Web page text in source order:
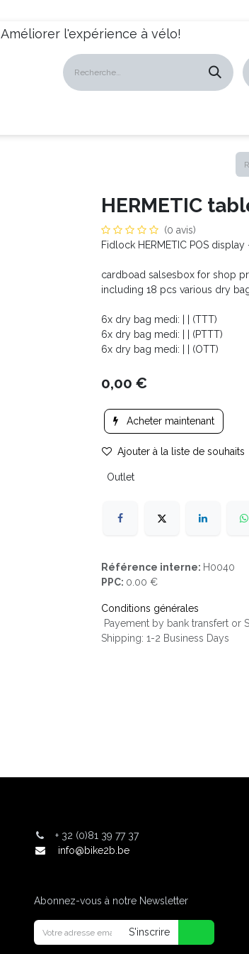
Améliorer l'expérience à vélo!
HERMETIC
(0 avis)
Fidlock HERMETIC POS
cardboad salsesbox for shop
including 18 pcs various dry
6x dry bag medi: | | (TTT)
6x dry bag medi: | | (PTTT)
6x dry bag medi: | | (OTT)
0,00 €
Acheter maintenant
Ajouter à la liste de souhaits
Outlet
Référence interne: H0040
PPC: 0.00 €
Conditions générales
Payement by bank transfert or
Shipping: 1-2 Business Days
+ 32 (0)81 39 77 37
info@bike2b.be
Abonnez-vous à notre Newsletter
S'inscrire